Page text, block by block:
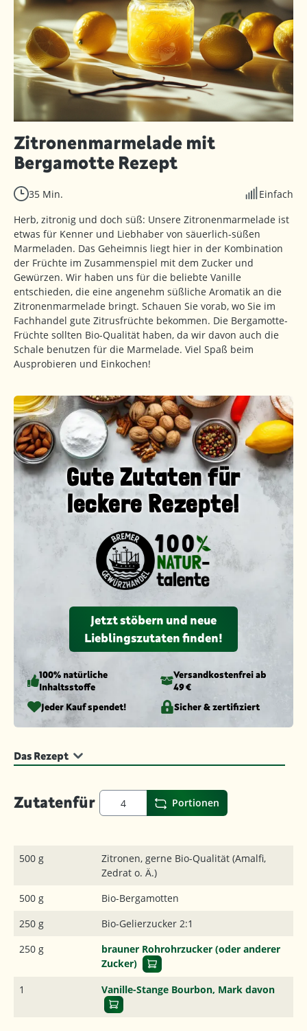
Zitronenmarmelade mit
Bergamotte Rezept
35 Min.
Einfach
Herb, zitronig und doch süß: Unsere Zitronenmarmelade ist
etwas für Kenner und Liebhaber von säuerlich-süßen
Marmeladen. Das Geheimnis liegt hier in der Kombination
der Früchte im Zusammenspiel mit dem Zucker und
Gewürzen. Wir haben uns für die beliebte Vanille
entschieden, die eine angenehm süßliche Aromatik an die
Zitronenmarmelade bringt. Schauen Sie vorab, wo Sie im
Fachhandel gute Zitrusfrüchte bekommen. Die Bergamotte-
Früchte sollten Bio-Qualität haben, da wir davon auch die
Schale benutzen für die Marmelade. Viel Spaß beim
Ausprobieren und Einkochen!
Gute Zutaten für
leckere Rezepte!
Jetzt stöbern und neue
Lieblingszutaten finden!
100% natürliche
Inhaltsstoffe
Versandkosten­frei ab
49 €
Jeder Kauf spendet!
Sicher & zertifiziert
Das Rezept
Zutatenfür Portionen
500 g
Zitronen, gerne Bio-Qualität (Amalfi,
Zedrat o. Ä.)
500 g
Bio-Bergamotten
250 g
Bio-Gelierzucker 2:1
250 g
brauner Rohrohrzucker (oder anderer
Zucker)
1
Vanille-Stange Bourbon, Mark davon